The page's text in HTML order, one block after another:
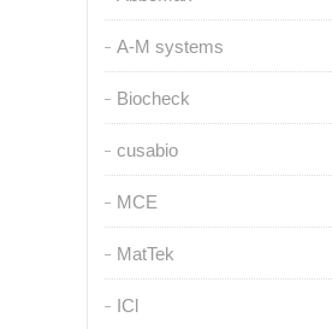
A-M systems
Biocheck
cusabio
MCE
MatTek
ICl